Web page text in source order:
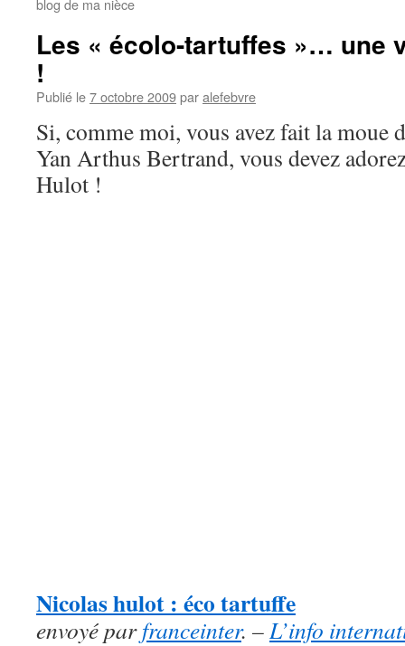
blog de ma nièce
Les « écolo-tartuffes »… une
!
Publié le7 octobre 2009paralefebvre
Si, comme moi, vous avez fait la moue
Yan Arthus Bertrand, vous devez
Hulot !
Nicolas hulot : éco tartuffe
envoyé parfranceinter. –L’info